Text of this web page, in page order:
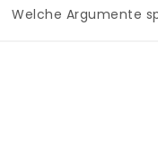
Welche Argumente